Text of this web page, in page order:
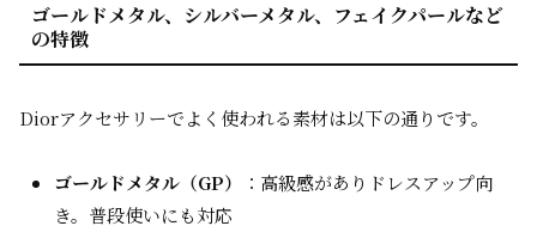
ゴールドメタル、シルバーメタル、フェイクパールなど
の特徴
Diorアクセサリーでよく使われる素材は以下の通りです。
ゴールドメタル（GP）
：高級感がありドレスアップ向
き。普段使いにも対応